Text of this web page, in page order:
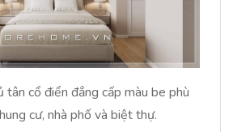
tân cổ điển đẳng cấp màu be phù
cư, nhà phố và biệt thự.